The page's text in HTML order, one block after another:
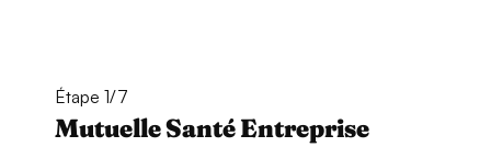
Étape 1/7
Mutuelle Santé Entreprise